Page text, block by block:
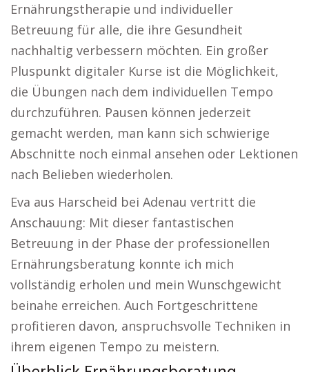
Ernährungstherapie und individueller
Betreuung für alle, die ihre Gesundheit
nachhaltig verbessern möchten. Ein großer
Pluspunkt digitaler Kurse ist die Möglichkeit,
die Übungen nach dem individuellen Tempo
durchzuführen. Pausen können jederzeit
gemacht werden, man kann sich schwierige
Abschnitte noch einmal ansehen oder Lektionen
nach Belieben wiederholen.
Eva aus Harscheid bei Adenau vertritt die
Anschauung: Mit dieser fantastischen
Betreuung in der Phase der professionellen
Ernährungsberatung konnte ich mich
vollständig erholen und mein Wunschgewicht
beinahe erreichen. Auch Fortgeschrittene
profitieren davon, anspruchsvolle Techniken in
ihrem eigenen Tempo zu meistern.